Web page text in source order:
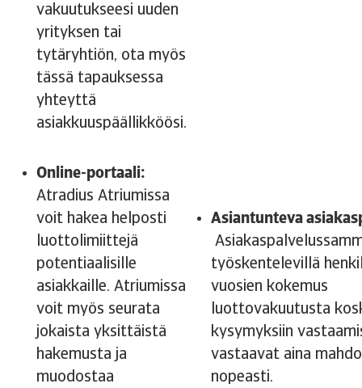
vakuutukseesi uuden
yrityksen tai
tytäryhtiön, ota myös
tässä tapauksessa
yhteyttä
asiakkuuspäällikköösi.
Online-portaali:
Atradius Atriumissa
voit hakea helposti
luottolimiittejä
potentiaalisille
asiakkaille. Atriumissa
voit myös seurata
jokaista yksittäistä
hakemusta ja
muodostaa
Asiantunteva
työskentelevillä
vuosien kokemus
luottovakuutusta
kysymyksiin
vastaavat aina
nopeasti.